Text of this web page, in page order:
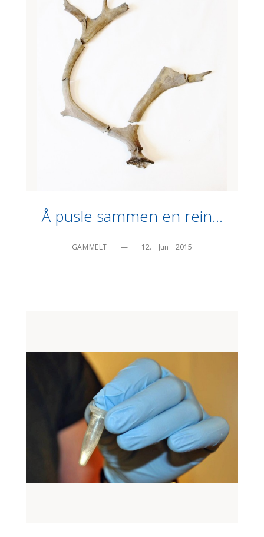
Å pusle sammen en rein…
GAMMELT — 12.    Jun    2015